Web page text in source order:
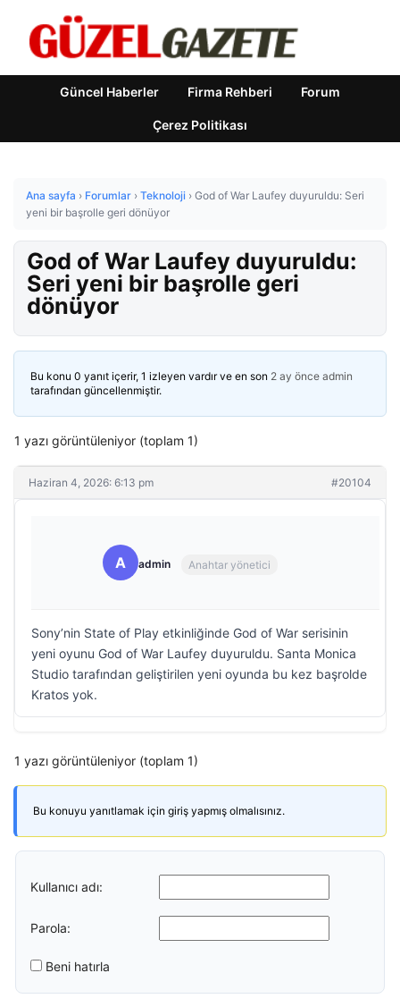
Güncel Haberler Firma Rehberi Forum
Çerez Politikası
Ana sayfa › Forumlar › Teknoloji › God of War Laufey duyuruldu: Seri
yeni bir başrolle geri dönüyor
God of War Laufey duyuruldu:
Seri yeni bir başrolle geri
dönüyor
Bu konu 0 yanıt içerir, 1 izleyen vardır ve en son 2 ay önce admin
tarafından güncellenmiştir.
1 yazı görüntüleniyor (toplam 1)
Haziran 4, 2026: 6:13 pm #20104
A admin Anahtar yönetici
Sony’nin State of Play etkinliğinde God of War serisinin
yeni oyunu God of War Laufey duyuruldu. Santa Monica
Studio tarafından geliştirilen yeni oyunda bu kez başrolde
Kratos yok.
1 yazı görüntüleniyor (toplam 1)
Bu konuyu yanıtlamak için giriş yapmış olmalısınız.
Kullanıcı adı:
Parola:
Beni hatırla